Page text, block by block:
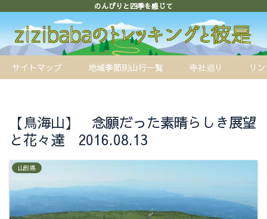
のんびりと四季を感じて
サイトマップ 地域季節別山行一覧 寺社巡り リ
【鳥海山】 念願だった素晴らしき展望
と花々達 2016.08.13
山形県